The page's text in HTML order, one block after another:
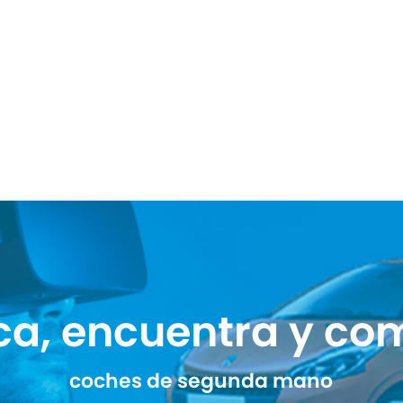
encuentra y
coches de segunda mano